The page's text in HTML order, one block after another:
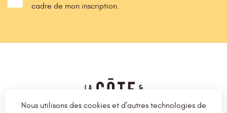
cadre de mon inscription.
Nous utilisons des cookies et d’autres technologies de